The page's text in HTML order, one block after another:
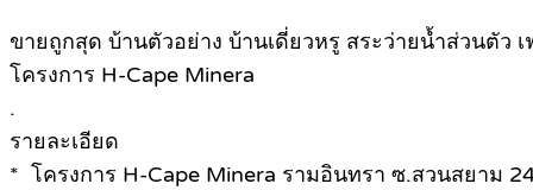
ขายถูกสุด บ้านตัวอย่าง บ้านเดี่ยวหรู สระว่ายน้ำส่วนตัว
โครงการ H-Cape Minera
.
รายละเอียด
* โครงการ H-Cape Minera รามอินทรา ซ.สวนสยาม